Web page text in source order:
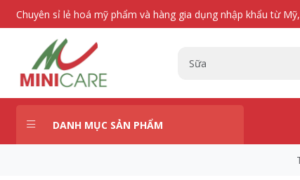
Chuyên sỉ lẻ hoá mỹ phẩm và hàng gia dụng nhập khẩu từ
DANH MỤC SẢN PHẨM